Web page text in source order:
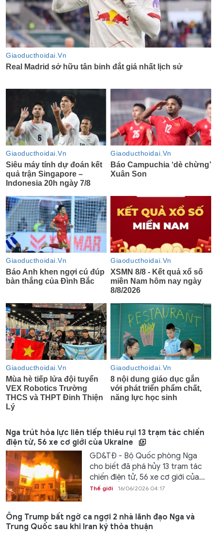
Nga trút hỏa lực liên tiếp thiêu rụi 13 trạm tác chiến
điện tử, 56 xe cơ giới của Ukraine
GD&TĐ - Bộ Quốc phòng Nga
cho biết đã phá hủy 13 trạm tác
chiến điện tử, 56 xe cơ giới của...
Thế giới 16/06/2026 04:17
Ông Trump bất ngờ ca ngợi 2 nhà lãnh đạo Nga và
Trung Quốc sau khi Iran ký thỏa thuận